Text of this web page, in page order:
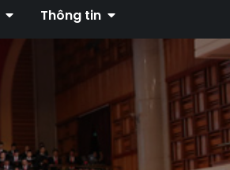
Thông tin